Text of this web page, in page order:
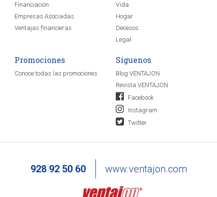
Financiación
Empresas Asociadas
Ventajas financieras
Vida
Hogar
Decesos
Legal
Promociones
Conoce todas las promociones
Síguenos
Blog VENTAJON
Revista VENTAJON
Facebook
Instagram
Twitter
928 92 50 60 www.ventajon.com